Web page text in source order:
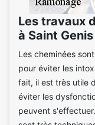
Les travaux
à Saint
Les cheminées
pour éviter les
fait, il est très utile
éviter les
peuvent